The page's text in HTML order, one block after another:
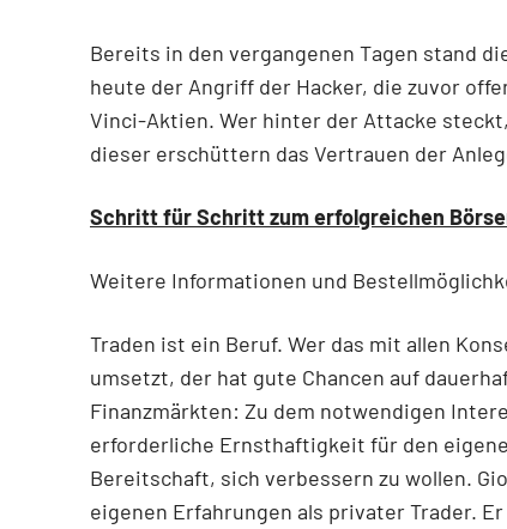
Bereits in den vergangenen Tagen stand
heute der Angriff der Hacker, die zuvor
Vinci-Aktien. Wer hinter der Attacke
dieser erschüttern das Vertrauen der
Schritt für Schritt zum erfolgreichen
Weitere Informationen und
Traden ist ein Beruf. Wer das mit allen
umsetzt, der hat gute Chancen auf
Finanzmärkten: Zu dem notwendigen
erforderliche Ernsthaftigkeit für den
Bereitschaft, sich verbessern zu wollen.
eigenen Erfahrungen als privater Trader.